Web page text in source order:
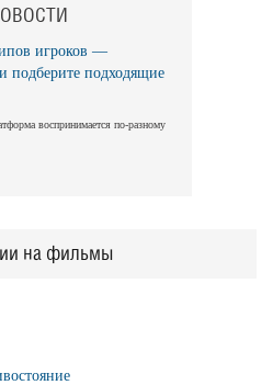
ночь, короткое утро
Nights Short Mornings
(на русском)
№2
игроков —
подберите подходящие
воспринимается по-разному
на фильмы